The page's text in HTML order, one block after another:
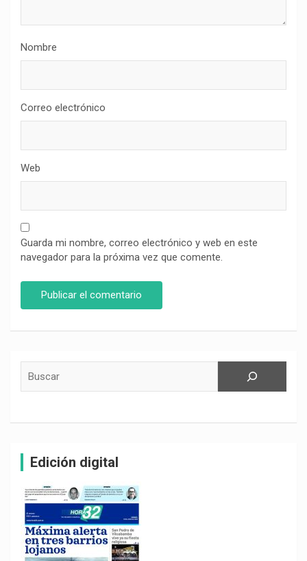
Nombre
Correo electrónico
Web
Guarda mi nombre, correo electrónico y web en este
navegador para la próxima vez que comente.
Edición digital